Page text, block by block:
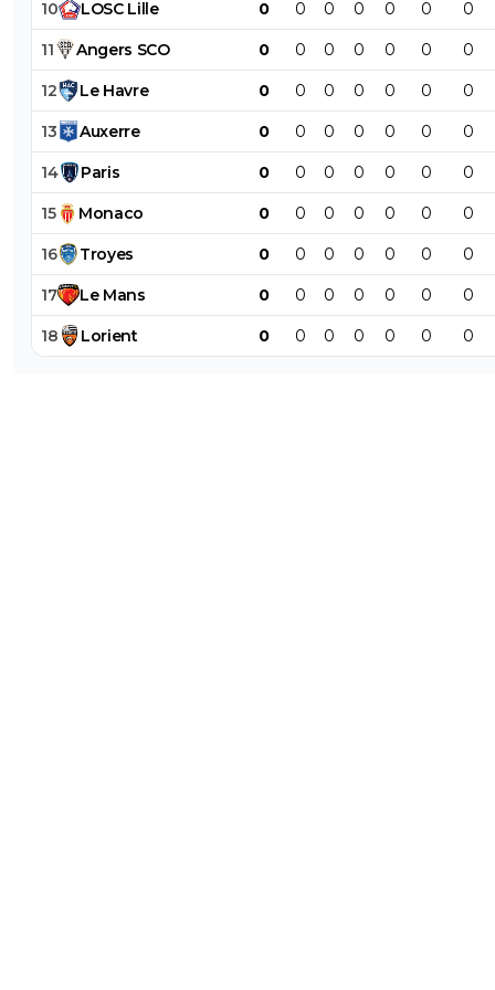
10 LOSC Lille 0 0 0 0 0 0 0
11 Angers SCO 0 0 0 0 0 0 0
12 Le Havre 0 0 0 0 0 0 0
13 Auxerre 0 0 0 0 0 0 0
14 Paris 0 0 0 0 0 0 0
15 Monaco 0 0 0 0 0 0 0
16 Troyes 0 0 0 0 0 0 0
17 Le Mans 0 0 0 0 0 0 0
18 Lorient 0 0 0 0 0 0 0